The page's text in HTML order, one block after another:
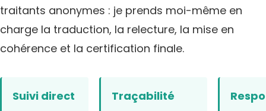
traitants anonymes : je prends moi-même en
charge la traduction, la relecture, la mise en
cohérence et la certification finale.
Suivi direct Traçabilité